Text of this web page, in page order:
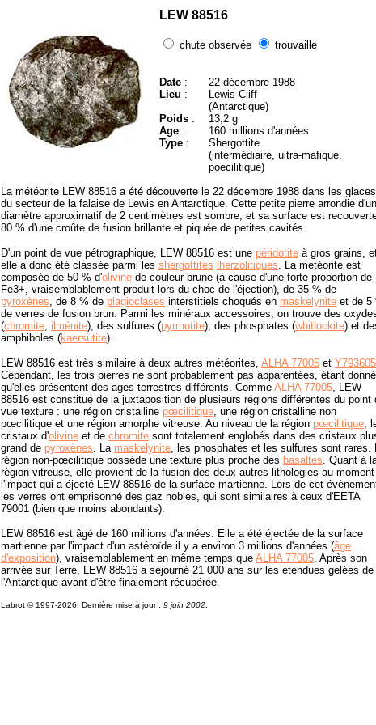
LEW 88516
chute observée trouvaille
Date :
Lieu :
Poids :
Age :
Type :
22 décembre 1988
Lewis Cliff
(Antarctique)
13,2 g
160 millions d'années
Shergottite
(intermédiaire, ultra-mafique,
poecilitique)
La météorite LEW 88516 a été découverte le 22 décembre 1988 dans les glaces
du secteur de la falaise de Lewis en Antarctique. Cette petite pierre arrondie d'un
diamètre approximatif de 2 centimètres est sombre, et sa surface est
80 % d'une croûte de fusion brillante et piquée de petites cavités.
D'un point de vue pétrographique, LEW 88516 est une péridotite à gros grains,
elle a donc été classée parmi les shergottites lherzolitiques. La météorite est
composée de 50 % d'olivine de couleur brune (à cause d'une forte proportion de
Fe3+, vraisemblablement produit lors du choc de l'éjection), de 35 % de
pyroxènes, de 8 % de plagioclases interstitiels choqués en maskelynite et de 5
de verres de fusion brun. Parmi les minéraux accessoires, on trouve des
(chromite, ilménite), des sulfures (pyrrhotite), des phosphates (whitlockite) et
amphiboles (kaersutite).
LEW 88516 est très similaire à deux autres météorites, ALHA 77005 et Y793605
Cependant, les trois pierres ne sont probablement pas apparentées, étant donné
qu'elles présentent des ages terrestres différents. Comme ALHA 77005, LEW
88516 est constitué de la juxtaposition de plusieurs régions différentes du point
vue texture : une région cristalline pœcilitique, une région cristalline non
pœcilitique et une région amorphe vitreuse. Au niveau de la région pœcilitique,
cristaux d'olivine et de chromite sont totalement englobés dans des cristaux
grand de pyroxènes. La maskelynite, les phosphates et les sulfures sont rares.
région non-pœcilitique possède une texture plus proche des basaltes. Quant à
région vitreuse, elle provient de la fusion des deux autres lithologies au
l'impact qui a éjecté LEW 88516 de la surface martienne. Lors de cet
les verres ont emprisonné des gaz nobles, qui sont similaires à ceux d'EETA
79001 (bien que moins abondants).
LEW 88516 est âgé de 160 millions d'années. Elle a été éjectée de la surface
martienne par l'impact d'un astéroïde il y a environ 3 millions d'années (âge
d'exposition), vraisemblablement en même temps que ALHA 77005. Après son
arrivée sur Terre, LEW 88516 a séjourné 21 000 ans sur les étendues gelées de
l'Antarctique avant d'être finalement récupérée.
Labrot © 1997-2026. Dernière mise à jour : 9 juin 2002